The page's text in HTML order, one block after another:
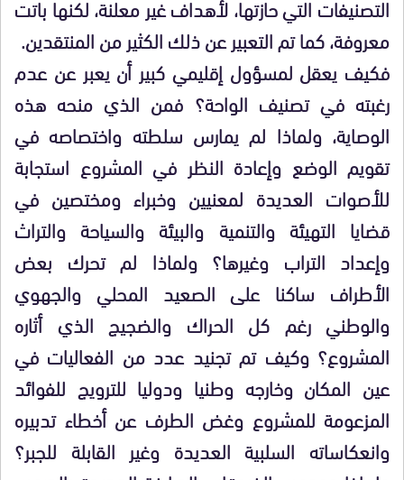
التصنيفات التي حازتها، لأهداف غير معلنة، لكنها باتت
معروفة، كما تم التعبير عن ذلك الكثير من المنتقدين.
فكيف يعقل لمسؤول إقليمي كبير أن يعبر عن عدم
رغبته في تصنيف الواحة؟ فمن الذي منحه هذه
الوصاية، ولماذا لم يمارس سلطته واختصاصه في
تقويم الوضع وإعادة النظر في المشروع استجابة
للأصوات العديدة لمعنيين وخبراء ومختصين في
قضايا التهيئة والتنمية والبيئة والسياحة والتراث
وإعداد التراب وغيرها؟ ولماذا لم تحرك بعض
الأطراف ساكنا على الصعيد المحلي والجهوي
والوطني رغم كل الحراك والضجيج الذي أثاره
المشروع؟ وكيف تم تجنيد عدد من الفعاليات في
عين المكان وخارجه وطنيا ودوليا للترويج للفوائد
المزعومة للمشروع وغض الطرف عن أخطاء تدبيره
وانعكاساته السلبية العديدة وغير القابلة للجبر؟